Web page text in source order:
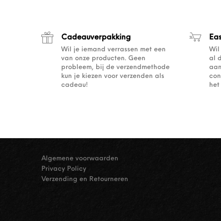
Cadeauverpakking
Wil je iemand verrassen met een
van onze producten. Geen
probleem, bij de verzendmethode
kun je kiezen voor verzenden als
cadeau!
Wil
al
Algemene voorwaarden
Privacy Policy
Verzending en Retourneren